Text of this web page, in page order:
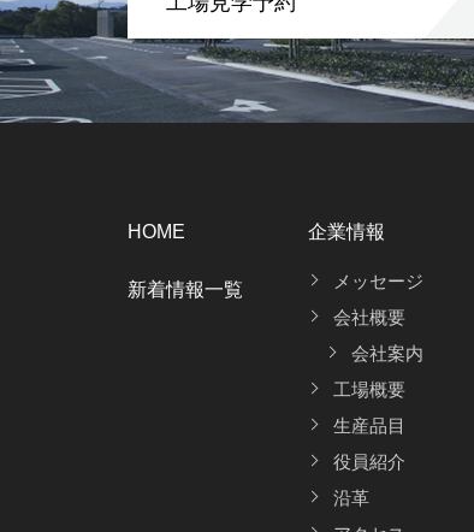
HOME
新着情報一覧
企業情報
メッセージ
会社概要
会社案内
工場概要
生産品目
役員紹介
沿革